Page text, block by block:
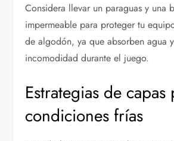
Considera llevar un paraguas y una
impermeable para proteger tu
de algodón, ya que absorben agua
incomodidad durante el juego.
Estrategias de capas
condiciones frías